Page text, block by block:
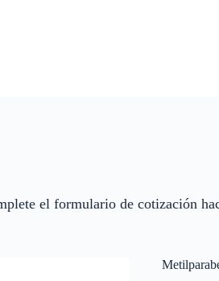
el formulario de cotización